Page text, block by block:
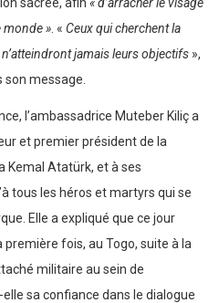
monde » . « Ceux qui cherchent la
jamais leurs objectifs »,
message.
l’ambassadrice Muteber Kiliç a
et premier président de la
Kemal Atatürk, et à ses
tous les héros et martyrs qui se
Elle a expliqué que ce jour
fois, au Togo, suite à la
militaire au sein de
sa confiance dans le dialogue